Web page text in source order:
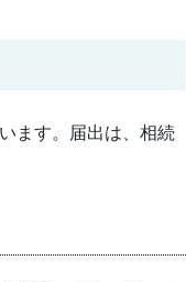
ます。届出は、相続